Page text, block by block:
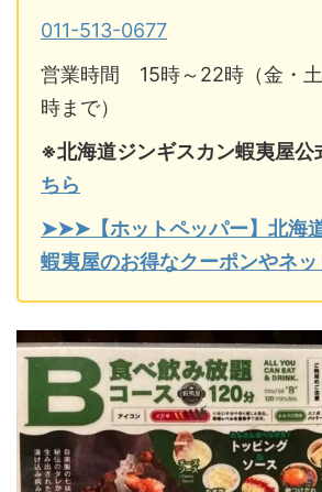
011-513-0677
営業時間 15時～22時（金・
時まで）
※北海道ジンギスカン蝦夷屋公
ちら
➤➤➤【ホットペッパー】北海
蝦夷屋のお得なクーポンやネ